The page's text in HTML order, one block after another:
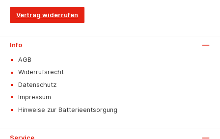
Vertrag widerrufen
Info
AGB
Widerrufsrecht
Datenschutz
Impressum
Hinweise zur Batterieentsorgung